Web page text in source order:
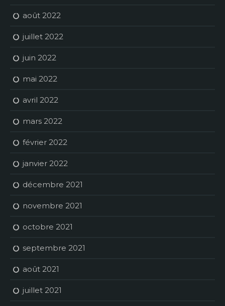
août 2022
juillet 2022
juin 2022
mai 2022
avril 2022
mars 2022
février 2022
janvier 2022
décembre 2021
novembre 2021
octobre 2021
septembre 2021
août 2021
juillet 2021